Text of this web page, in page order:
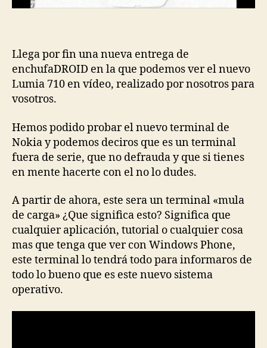
Llega por fin una nueva entrega de
enchufaDROID en la que podemos ver el nuevo
Lumia 710 en vídeo, realizado por nosotros para
vosotros.
Hemos podido probar el nuevo terminal de
Nokia y podemos deciros que es un terminal
fuera de serie, que no defrauda y que si tienes
en mente hacerte con el no lo dudes.
A partir de ahora, este sera un terminal «mula
de carga» ¿Que significa esto? Significa que
cualquier aplicación, tutorial o cualquier cosa
mas que tenga que ver con Windows Phone,
este terminal lo tendrá todo para informaros de
todo lo bueno que es este nuevo sistema
operativo.